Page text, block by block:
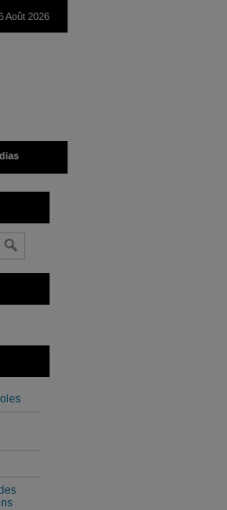
Août 2026